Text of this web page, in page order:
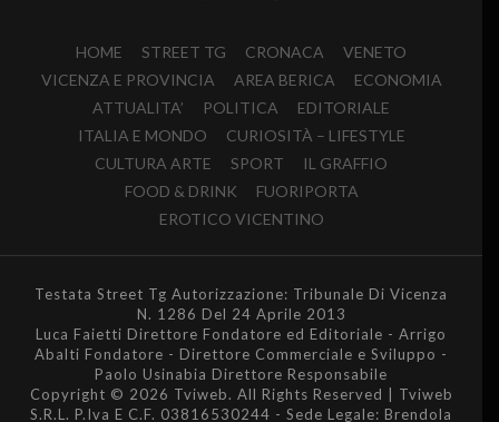
HOME STREET TG CRONACA
VENETO
VICENZA E PROVINCIA
AREA BERICA
ECONOMIA
ATTUALITA’
POLITICA
EDITORIALE
ITALIA E MONDO
CURIOSITÀ – LIFESTYLE
CULTURA ARTE
SPORT
IL GRAFFIO
FOOD & DRINK
FUORIPORTA
EROTICO VICENTINO
Testata Street Tg Autorizzazione: Tribunale Di Vicenza
N. 1286 Del 24 Aprile 2013
Luca Faietti Direttore Fondatore ed Editoriale - Arrigo
Abalti Fondatore - Direttore Commerciale e Sviluppo -
Paolo Usinabia Direttore Responsabile
Copyright © 2026 Tviweb. All Rights Reserved | Tviweb
S.R.L. P.Iva E C.F. 03816530244 - Sede Legale: Brendola